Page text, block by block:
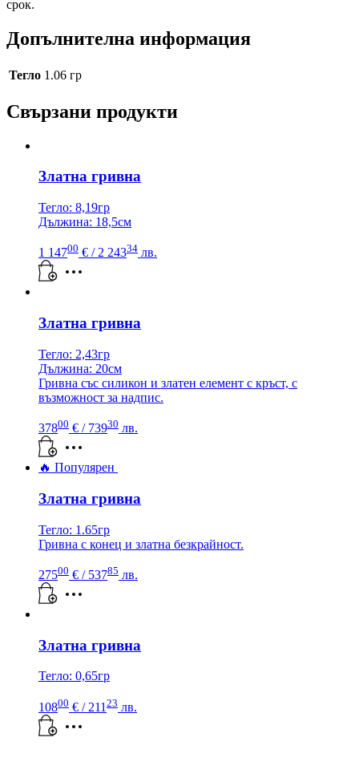
срок.
Допълнителна информация
Тегло 1.06 гр
Свързани продукти
Златна гривна
Тегло: 8,19гр
Дължина: 18,5см
1 14700 € / 2 24334 лв.
Златна гривна
Тегло: 2,43гр
Дължина: 20см
Гривна със силикон и златен елемент с кръст, с
възможност за надпис.
37800 € / 73930 лв.
🔥 Популярен
Златна гривна
Тегло: 1.65гр
Гривна с конец и златна безкрайност.
27500 € / 53785 лв.
Златна гривна
Тегло: 0,65гр
10800 € / 211 23 лв.